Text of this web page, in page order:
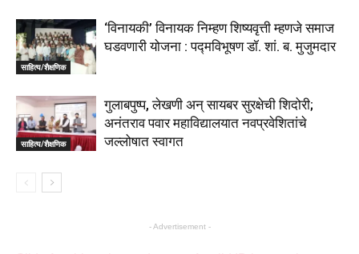
साहित्य/शैक्षणिक
‘विनायकी’ विनायक निम्हण शिष्यवृत्ती म्हणजे समाज
घडवणारी योजना : पद्मविभूषण डॉ. शां. ब. मुजुमदार
साहित्य/शैक्षणिक
गुलाबपुष्प, लेखणी अन् सायबर सुरक्षेची शिदोरी;
अनंतराव पवार महाविद्यालयात नवप्रवेशितांचे
जल्लोषात स्वागत
- Advertisement -